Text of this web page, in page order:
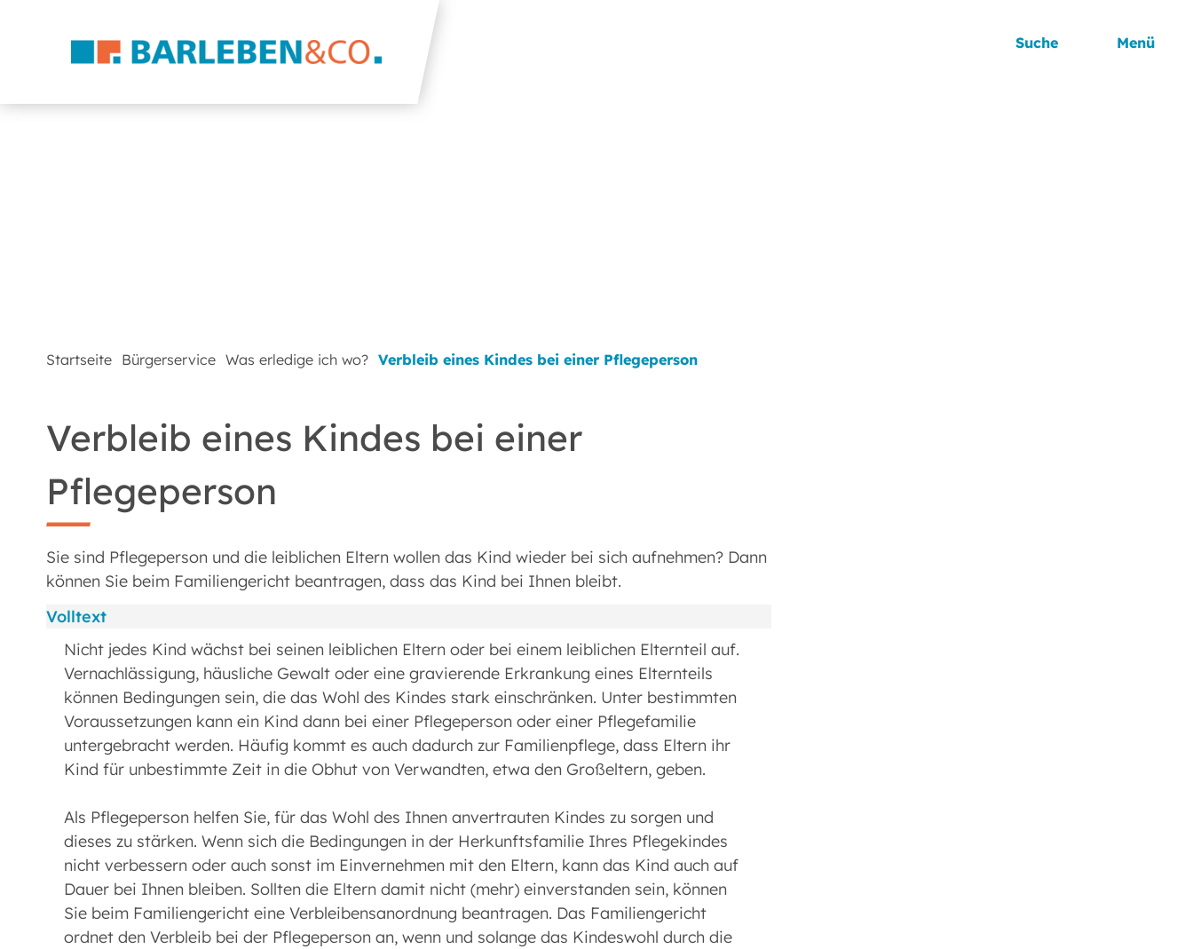
Suche Menü
Startseite Bürgerservice Was erledige ich wo? Verbleib eines Kindes bei einer Pflegeperson
Verbleib eines Kindes bei einer
Pflegeperson
Sie sind Pflegeperson und die leiblichen Eltern wollen das Kind wieder bei sich aufnehmen? Dann
können Sie beim Familiengericht beantragen, dass das Kind bei Ihnen bleibt.
Volltext
Nicht jedes Kind wächst bei seinen leiblichen Eltern oder bei einem leiblichen Elternteil auf.
Vernachlässigung, häusliche Gewalt oder eine gravierende Erkrankung eines Elternteils
können Bedingungen sein, die das Wohl des Kindes stark einschränken. Unter bestimmten
Voraussetzungen kann ein Kind dann bei einer Pflegeperson oder einer Pflegefamilie
untergebracht werden. Häufig kommt es auch dadurch zur Familienpflege, dass Eltern ihr
Kind für unbestimmte Zeit in die Obhut von Verwandten, etwa den Großeltern, geben.
Als Pflegeperson helfen Sie, für das Wohl des Ihnen anvertrauten Kindes zu sorgen und
dieses zu stärken. Wenn sich die Bedingungen in der Herkunftsfamilie Ihres Pflegekindes
nicht verbessern oder auch sonst im Einvernehmen mit den Eltern, kann das Kind auch auf
Dauer bei Ihnen bleiben. Sollten die Eltern damit nicht (mehr) einverstanden sein, können
Sie beim Familiengericht eine Verbleibensanordnung beantragen. Das Familiengericht
ordnet den Verbleib bei der Pflegeperson an, wenn und solange das Kindeswohl durch die